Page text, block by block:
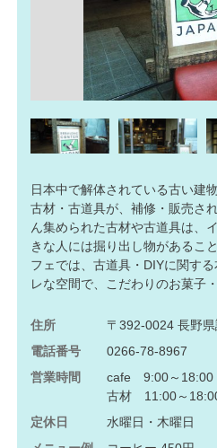
日本中で解体されている古い建
古材・古道具が、補修・販売さ
ん集められた古材や古道具は、
きな人には掘り出し物があるこ
フェでは、古道具・DIYに関す
レな空間で、こだわりのお菓子
住所
〒392-0024 長野
電話番号
0266-78-8967
営業時間
cafe 9:00～18:00
古材 11:00～
定休日
水曜日・木曜日